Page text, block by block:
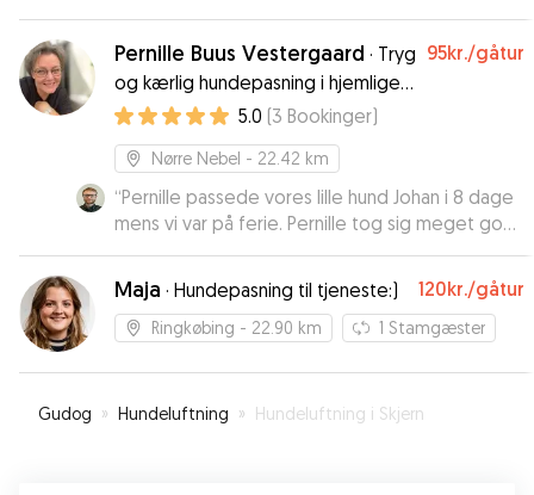
meget fleksibel og løsningsorienteret, da vi fik
behov for pasning med meget kort varsel. Kan
kun anbefale!”
Pernille Buus Vestergaard · Tryg
og kærlig hundepasning i hjemlige
rammer.
95kr./gåtur
5.0 (3 Bookinger)
Nørre Nebel - 22.42 km
“Pernille passede vores lille hund Johan i 8 dage
mens vi var på ferie. Pernille tog sig meget godt
af Johan og han legede godt med Pernilles
egen hund, i deres store lukkede have samt
lange ture i parker og hundeskov. Vi fik mange
fine billeder og opdateringer i løbet af dagene,
det godt. Rigtig god oplevelse som varmt
anbefales til andre med behov for
Maja · Hundepasning til tjeneste:) 120kr./gåtur
Ringkøbing - 22.90 km 1 Stamgæster
Gudog » Hundeluftning » Hundeluftning i Skjern